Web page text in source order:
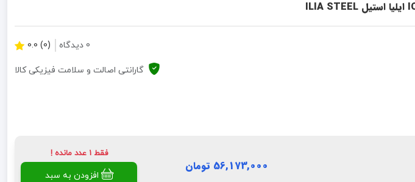
0 دیدگاه (0) 0.0
گارانتی اصالت و سلامت فیزیکی کالا
56,173,000 تومان
فقط 1 عدد مانده !
افزودن به سبد